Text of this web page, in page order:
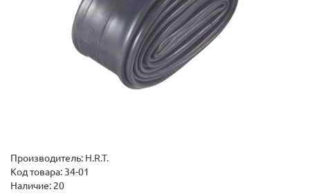
Производитель: H.R.T.
Код товара: 34-01
Наличие: 20